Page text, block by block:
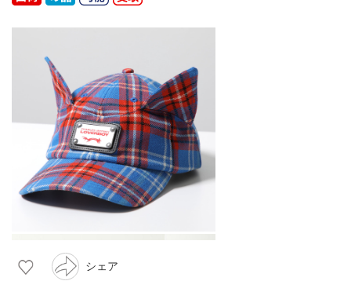
シェア